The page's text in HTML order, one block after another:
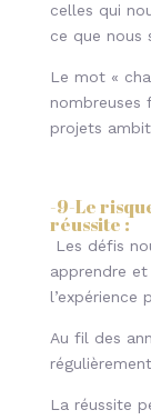
celles qui
ce que nous
Le mot «
nombreuses
projets
-9-Le
réussite :
Les défis
apprendre
l’expérience
Au fil des
La réussite